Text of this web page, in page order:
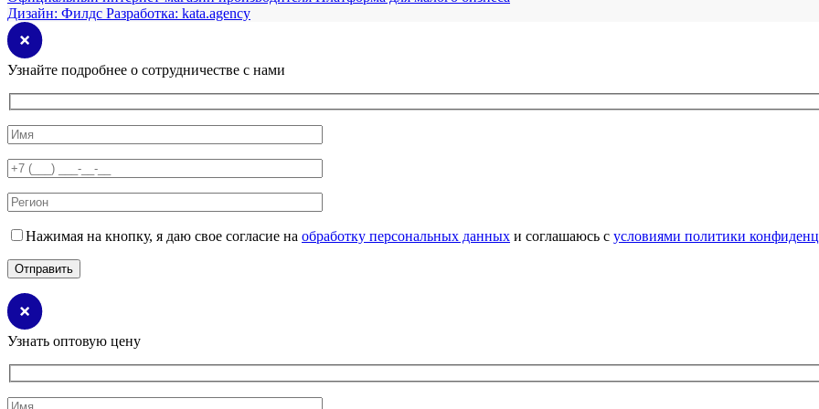
Дизайн: Филдс Разработка: kata.agency
Узнайте подробнее о сотрудничестве с нами
Нажимая на кнопку, я даю свое согласие на обработку персональных данных и соглашаюсь с условиями политики
Узнать оптовую цену